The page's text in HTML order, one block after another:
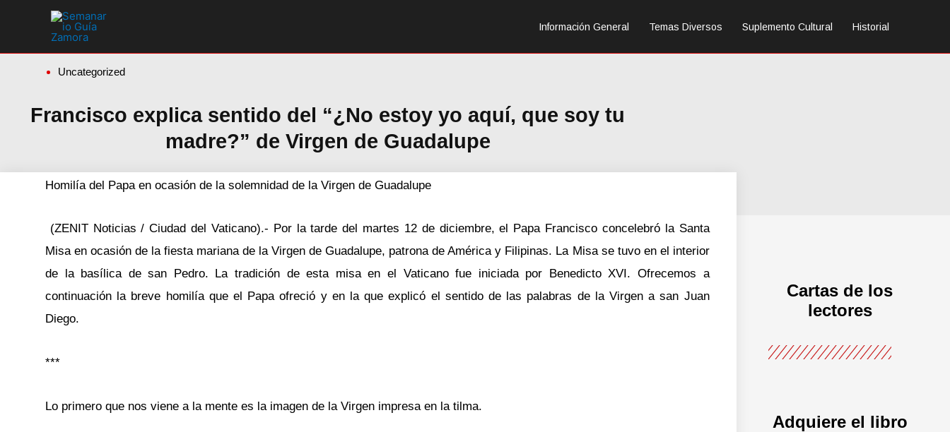
Información General Temas Diversos Suplemento Cultural Historial
Uncategorized
Francisco explica sentido del “¿No estoy yo aquí, que soy tu
madre?” de Virgen de Guadalupe
Homilía del Papa en ocasión de la solemnidad de la Virgen de Guadalupe
(ZENIT Noticias / Ciudad del Vaticano).- Por la tarde del martes 12 de diciembre, el Papa Francisco concelebró la Santa
Misa en ocasión de la fiesta mariana de la Virgen de Guadalupe, patrona de América y Filipinas. La Misa se tuvo en el interior
de la basílica de san Pedro. La tradición de esta misa en el Vaticano fue iniciada por Benedicto XVI. Ofrecemos a
continuación la breve homilía que el Papa ofreció y en la que explicó el sentido de las palabras de la Virgen a san Juan
Diego.
***
Lo primero que nos viene a la mente es la imagen de la Virgen impresa en la tilma.
Cartas de los
lectores
Adquiere el libro